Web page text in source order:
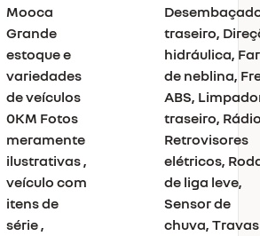
Mooca
Grande
estoque e
variedades
de veículos
0KM Fotos
meramente
ilustrativas ,
veículo com
itens de
série ,
traseiro,
hidráulica,
de neblina,
ABS,
traseiro,
Retrovisores
elétricos,
de liga leve,
Sensor de
chuva, Travas